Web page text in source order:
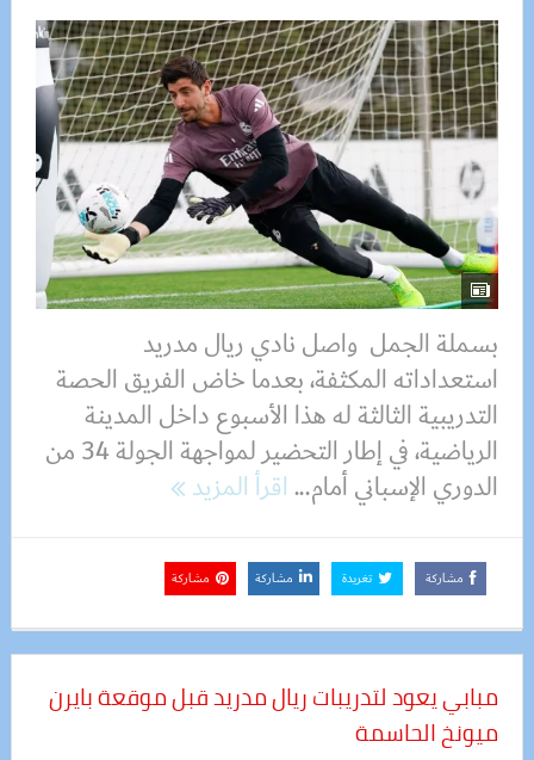
بسملة الجمل واصل نادي ريال مدريد
استعداداته المكثفة، بعدما خاض الفريق الحصة
التدريبية الثالثة له هذا الأسبوع داخل المدينة
الرياضية، في إطار التحضير لمواجهة الجولة 34 من
الدوري الإسباني أمام...اقرأ المزيد
مشاركة تغريدة مشاركة مشاركة
مبابي يعود لتدريبات ريال مدريد قبل موقعة بايرن
ميونخ الحاسمة